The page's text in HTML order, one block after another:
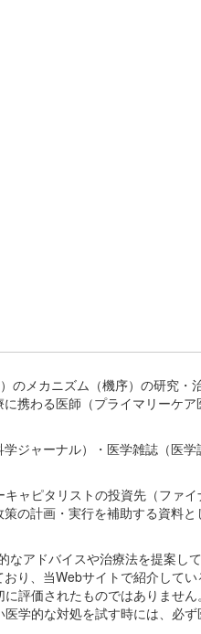
メカニズム（機序）の研究・
携わる医師（プライマリーケア
ジャーナル）・医学雑誌（医学
ャピタリストの投資先（ファイ
の計画・実行を補助する資料と
アドバイスや治療法を提案し
り、当Webサイトで紹介して
評価されたものではありませ
学的な対処を試す時には、必